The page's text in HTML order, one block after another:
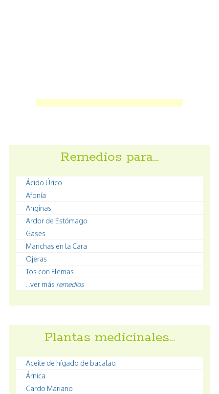
Remedios para…
Ácido Úrico
Afonía
Anginas
Ardor de Estómago
Gases
Manchas en la Cara
Ojeras
Tos con Flemas
...ver más remedios
Plantas medicinales…
Aceite de hígado de bacalao
Árnica
Cardo Mariano